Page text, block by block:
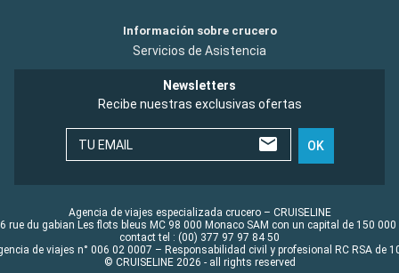
Información sobre crucero
Servicios de Asistencia
Newsletters
Recibe nuestras exclusivas ofertas
TU EMAIL OK
Agencia de viajes especializada crucero – CRUISELINE
rue du gabian Les flots bleus MC 98 000 Monaco SAM con un capital de 150 000
contact tel : (00) 377 97 97 84 50
de viajes n° 006 02 0007 – Responsabilidad civil y profesional RC RSA de
© CRUISELINE 2026 - all rights reserved